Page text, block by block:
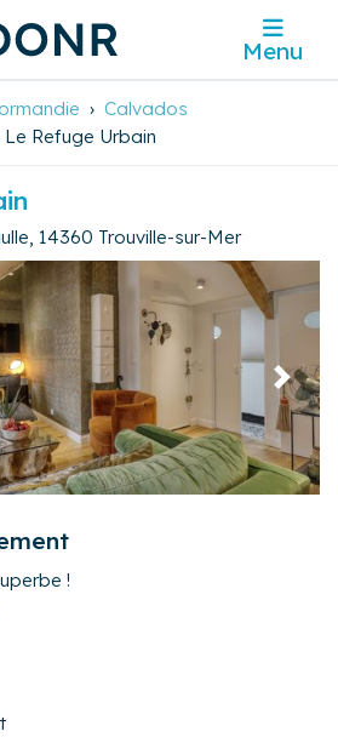
Menu
Calvados
Le Refuge Urbain
14360 Trouville-sur-Mer
!